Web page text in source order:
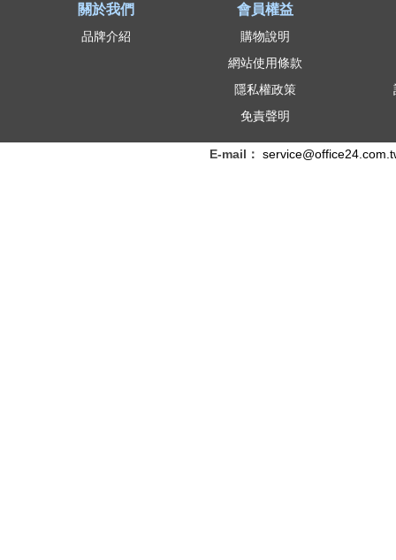
關於我們
品牌介紹
會員權益
購物說明
網站使用條款
隱私權政策
免責聲明
E-mail：